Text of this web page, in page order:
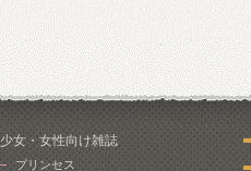
少女・女性向け雑誌
プリンセス